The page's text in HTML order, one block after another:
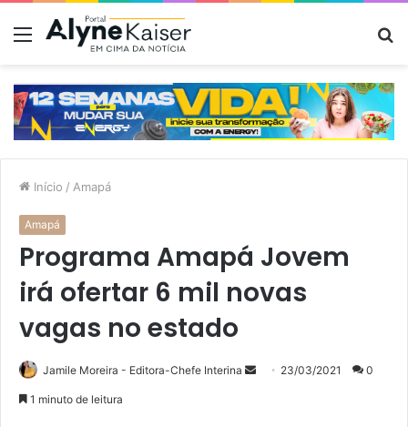
Menu
Início / Amapá
Amapá
Programa Amapá Jovem
irá ofertar 6 mil novas
vagas no estado
Jamile Moreira - Editora-Chefe Interina
Mande23/03/2021 0
1 minuto de leitura